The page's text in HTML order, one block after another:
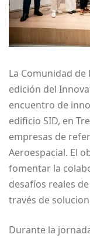
La Comunidad
edición del
encuentro de
edificio SID, en
empresas de
Aeroespacial. El
fomentar la
desafíos reales
través de
Durante la